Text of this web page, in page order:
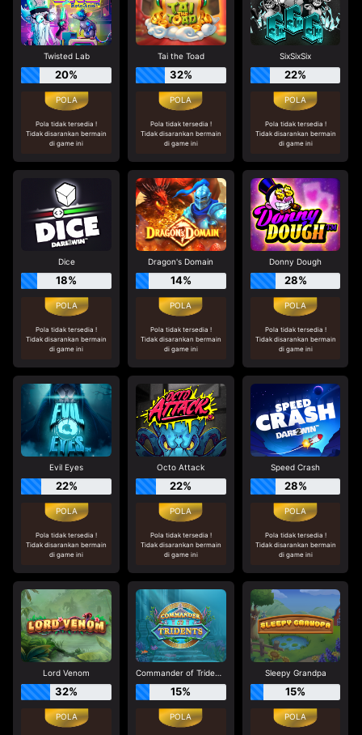
Twisted Lab
20%
Pola tidak tersedia !
Tidak disarankan bermain
di game ini
Tai the Toad
32%
Pola tidak tersedia !
Tidak disarankan bermain
di game ini
SixSixSix
22%
Pola tidak tersedia !
Tidak disarankan bermain
di game ini
Dice
18%
Pola tidak tersedia !
Tidak disarankan bermain
di game ini
Dragon's Domain
14%
Pola tidak tersedia !
Tidak disarankan bermain
di game ini
Donny Dough
28%
Pola tidak tersedia !
Tidak disarankan bermain
di game ini
Evil Eyes
22%
Pola tidak tersedia !
Tidak disarankan bermain
di game ini
Octo Attack
22%
Pola tidak tersedia !
Tidak disarankan bermain
di game ini
Speed Crash
28%
Pola tidak tersedia !
Tidak disarankan bermain
di game ini
Lord Venom
32%
Commander of Tridents
15%
Sleepy Grandpa
15%